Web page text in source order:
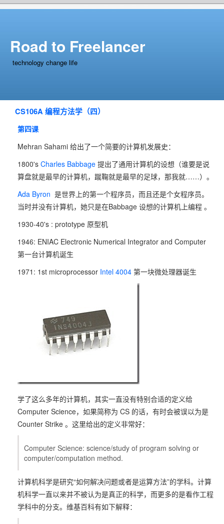
Road to Freelancer
technology change life
CS106A 编程方法学（四）
第四课
Mehran Sahami 给出了一个简要的计算机发展史：
1800's Charles Babbage 提出了通用计算机的设想（谁要是说
算盘就是最早的计算机，蹴鞠就是最早的足球，那我就……）。
Ada Byron 是世界上的第一个程序员，而且还是个女程序员。
当时并没有计算机，她只是在Babbage 设想的计算机上编程 。
1930-40's : prototype 原型机
1946: ENIAC Electronic Numerical Integrator and Computer
第一台计算机诞生
1971: 1st microprocessor Intel 4004 第一块微处理器诞生
学了这么多年的计算机，其实一直没有特别合适的定义给
Computer Science，如果简称为 CS 的话，有时会被误以为是
Counter Strike 。这里给出的定义非常好：
Computer Science: science/study of program solving or
computer/computation method.
计算机科学是研究“如何解决问题或者是运算方法”的学科。计算
机科学一直以来并不被认为是真正的科学，而更多的是看作工程
学科中的分支。维基百科有如下解释：